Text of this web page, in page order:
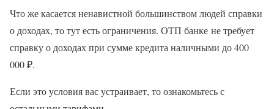
Что же касается ненавистной большинством людей справки
о доходах, то тут есть ограничения. ОТП банке не требует
справку о доходах при сумме кредита наличными до 400
000 ₽.
Если это условия вас устраивает, то ознакомьтесь с